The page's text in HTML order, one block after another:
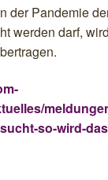
der Pandemie
werden darf,
so-wird-